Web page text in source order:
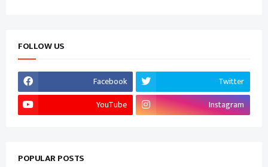
FOLLOW US
Facebook
Twitter
YouTube
Instagram
POPULAR POSTS